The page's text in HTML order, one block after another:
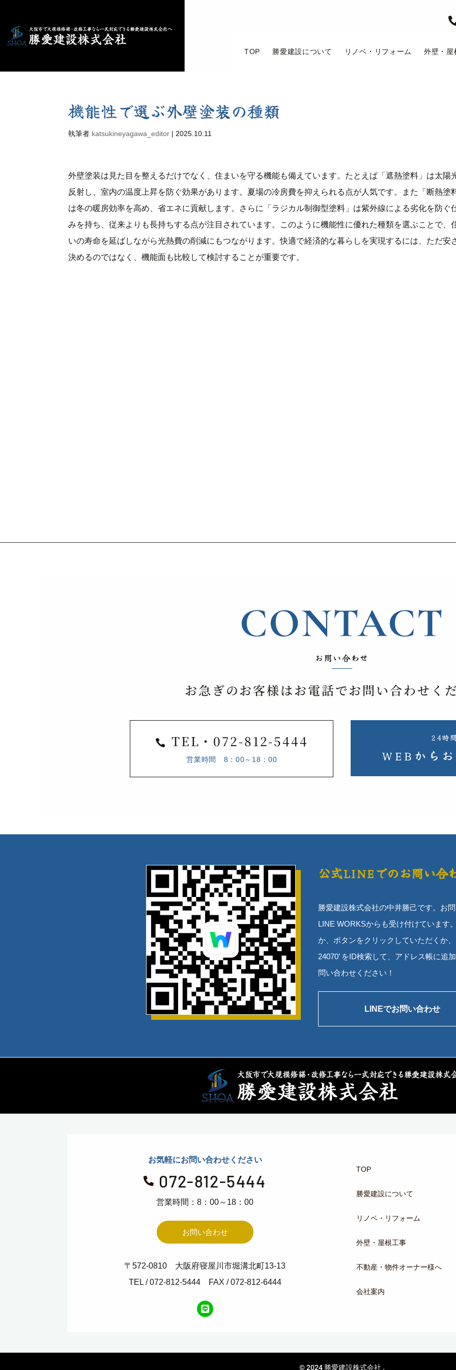
TOP 勝愛建設について リノベ・リフォーム 外壁・屋
機能性で選ぶ外壁塗装の種類
執筆者 katsukineyagawa_editor | 2025.10.11
外壁塗装は見た目を整えるだけでなく、住まいを守る機能も備えています。たとえば「遮熱塗料」は太陽
反射し、室内の温度上昇を防ぐ効果があります。夏場の冷房費を抑えられる点が人気です。また「断熱塗
は冬の暖房効率を高め、省エネに貢献します。さらに「ラジカル制御型塗料」は紫外線による劣化を防ぐ
みを持ち、従来よりも長持ちする点が注目されています。このように機能性に優れた種類を選ぶことで、
いの寿命を延ばしながら光熱費の削減にもつながります。快適で経済的な暮らしを実現するには、ただ安
決めるのではなく、機能面も比較して検討することが重要です。
CONTACT
お問い合わせ
お急ぎのお客様はお電話でお問い合わせく
営業時間 8：00～18：00
 TEL・072-812-5444
WEBから
24時
公式LINEでのお問い合
勝愛建設株式会社の中井勝己です。お
LINE WORKSからも受け付けています
か、ボタンをクリックしていただくか
24070’ をID検索して、アドレス帳に追
問い合わせください！
LINEでお問い合わせ
お気軽にお問い合わせください
 072-812-5444
営業時間：8：00～18：00
お問い合わせ
〒572-0810 大阪府寝屋川市堀溝北町13-13
TEL / 072-812-5444
FAX / 072-812-6444
TOP
勝愛建設について
リノベ・リフォーム
外壁・屋根工事
不動産・物件オーナー様へ
会社案内
© 2024 勝愛建設株式会社 .